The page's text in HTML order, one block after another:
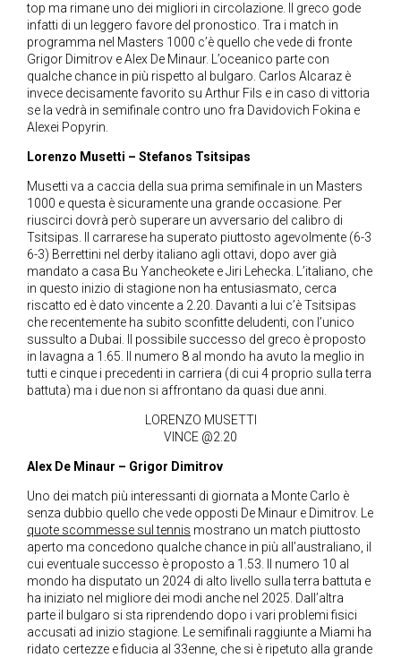
top ma rimane uno dei migliori in circolazione. Il greco gode
infatti di un leggero favore del pronostico. Tra i match in
programma nel Masters 1000 c’è quello che vede di fronte
Grigor Dimitrov e Alex De Minaur. L’oceanico parte con
qualche chance in più rispetto al bulgaro. Carlos Alcaraz è
invece decisamente favorito su Arthur Fils e in caso di vittoria
se la vedrà in semifinale contro uno fra Davidovich Fokina e
Alexei Popyrin.
Lorenzo Musetti – Stefanos Tsitsipas
Musetti va a caccia della sua prima semifinale in un Masters
1000 e questa è sicuramente una grande occasione. Per
riuscirci dovrà però superare un avversario del calibro di
Tsitsipas. Il carrarese ha superato piuttosto agevolmente (6-3
6-3) Berrettini nel derby italiano agli ottavi, dopo aver già
mandato a casa Bu Yancheokete e Jiri Lehecka. L’italiano, che
in questo inizio di stagione non ha entusiasmato, cerca
riscatto ed è dato vincente a 2.20. Davanti a lui c’è Tsitsipas
che recentemente ha subito sconfitte deludenti, con l’unico
sussulto a Dubai. Il possibile successo del greco è proposto
in lavagna a 1.65. Il numero 8 al mondo ha avuto la meglio in
tutti e cinque i precedenti in carriera (di cui 4 proprio sulla terra
battuta) ma i due non si affrontano da quasi due anni.
LORENZO MUSETTI
VINCE @2.20
Alex De Minaur – Grigor Dimitrov
Uno dei match più interessanti di giornata a Monte Carlo è
senza dubbio quello che vede opposti De Minaur e Dimitrov. Le
quote scommesse sul tennis mostrano un match piuttosto
aperto ma concedono qualche chance in più all’australiano, il
cui eventuale successo è proposto a 1.53. Il numero 10 al
mondo ha disputato un 2024 di alto livello sulla terra battuta e
ha iniziato nel migliore dei modi anche nel 2025. Dall’altra
parte il bulgaro si sta riprendendo dopo i vari problemi fisici
accusati ad inizio stagione. Le semifinali raggiunte a Miami ha
ridato certezze e fiducia al 33enne, che si è ripetuto alla grande